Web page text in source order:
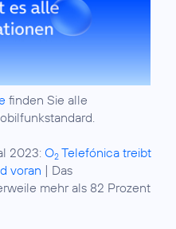
finden Sie alle
2023: O2 Telefónica treibt
voran | Das
mehr als 82 Prozent